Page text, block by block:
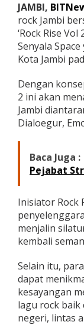
a
k
a
n
T
a
p
i
l
k
a
B
a
n
R
c
k
L
g
n
d
a
r
JAMBI,
rock Jambi
‘Rock Rise
Senyala
Kota Jambi
Dengan
2 ini akan
Jambi
Dialoegur,
Baca Juga :
Pejabat
Inisiator Rock
menjalin
kembali
Selain itu,
dapat
kesayangan
lagu rock
negeri, lintas